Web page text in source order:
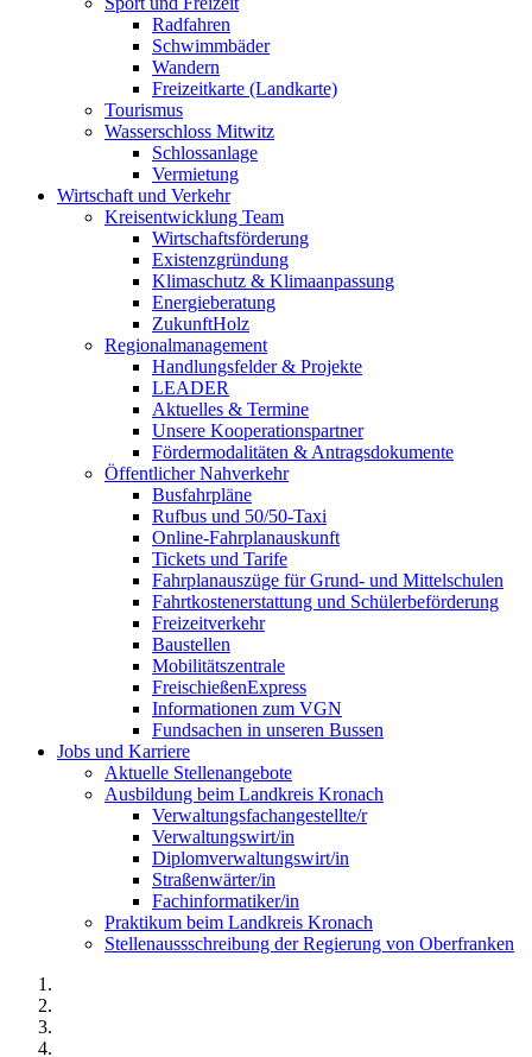
Radfahren
Schwimmbäder
Wandern
Freizeitkarte (Landkarte)
Tourismus
Wasserschloss Mitwitz
Schlossanlage
Vermietung
Wirtschaft und Verkehr
Kreisentwicklung Team
Wirtschaftsförderung
Existenzgründung
Klimaschutz & Klimaanpassung
Energieberatung
ZukunftHolz
Regionalmanagement
Handlungsfelder & Projekte
LEADER
Aktuelles & Termine
Unsere Kooperationspartner
Fördermodalitäten & Antragsdokumente
Öffentlicher Nahverkehr
Busfahrpläne
Rufbus und 50/50-Taxi
Online-Fahrplanauskunft
Tickets und Tarife
Fahrplanauszüge für Grund- und Mittelschulen
Fahrtkostenerstattung und Schülerbeförderung
Freizeitverkehr
Baustellen
Mobilitätszentrale
FreischießenExpress
Informationen zum VGN
Fundsachen in unseren Bussen
Jobs und Karriere
Aktuelle Stellenangebote
Ausbildung beim Landkreis Kronach
Verwaltungsfachangestellte/r
Verwaltungswirt/in
Diplomverwaltungswirt/in
Straßenwärter/in
Fachinformatiker/in
Praktikum beim Landkreis Kronach
Stellenaussschreibung der Regierung von Oberfranken